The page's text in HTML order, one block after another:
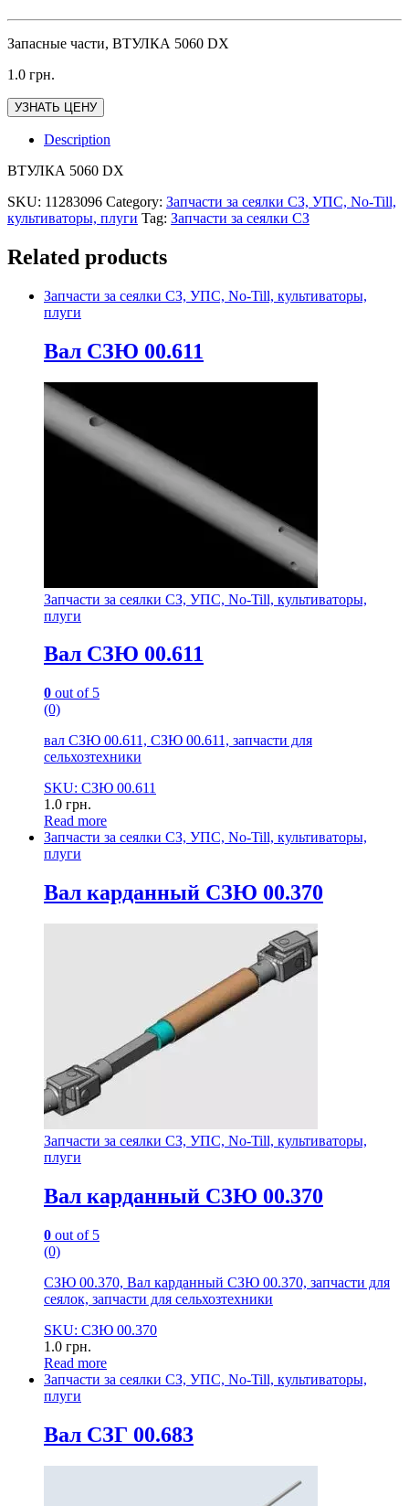
Запасные части, ВТУЛКА 5060 DX
1.0 грн.
УЗНАТЬ ЦЕНУ
Description
ВТУЛКА 5060 DX
SKU: 11283096 Category: Запчасти за сеялки СЗ, УПС, No-Till,
культиваторы, плуги Tag: Запчасти за сеялки СЗ
Related products
Запчасти за сеялки СЗ, УПС, No-Till, культиваторы,
плуги
Вал СЗЮ 00.611
Запчасти за сеялки СЗ, УПС, No-Till, культиваторы,
плуги
Вал СЗЮ 00.611
0 out of 5
(0)
вал СЗЮ 00.611, СЗЮ 00.611, запчасти для
сельхозтехники
SKU: СЗЮ 00.611
1.0 грн.
Read more
Запчасти за сеялки СЗ, УПС, No-Till, культиваторы,
плуги
Вал карданный СЗЮ 00.370
Запчасти за сеялки СЗ, УПС, No-Till, культиваторы,
плуги
Вал карданный СЗЮ 00.370
0 out of 5
(0)
СЗЮ 00.370, Вал карданный СЗЮ 00.370, запчасти для
сеялок, запчасти для сельхозтехники
SKU: СЗЮ 00.370
1.0 грн.
Read more
Запчасти за сеялки СЗ, УПС, No-Till, культиваторы,
плуги
Вал СЗГ 00.683